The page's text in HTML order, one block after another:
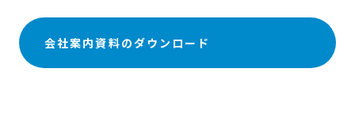
会社案内資料のダウンロード